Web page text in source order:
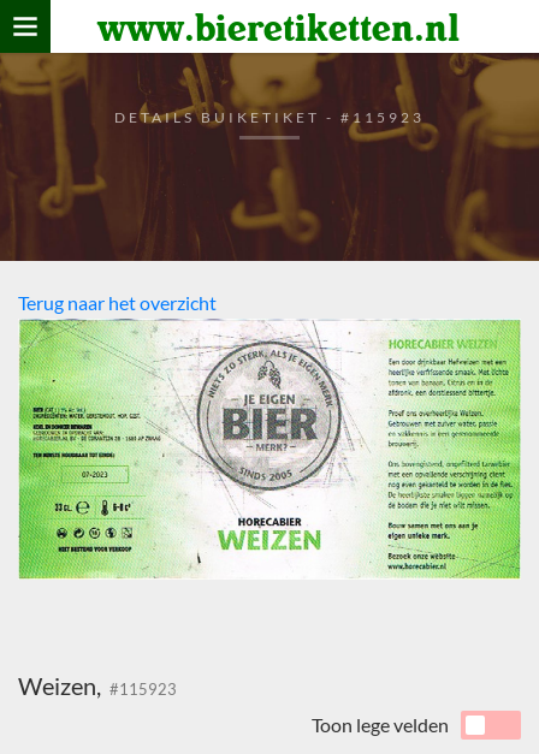
www.bieretiketten.nl
Home
verzamelen
De bierkaart
Bezoekers
DETAILS BUIKETIKET - #115923
Terug naar het overzicht
Weizen, #115923
Toon lege velden